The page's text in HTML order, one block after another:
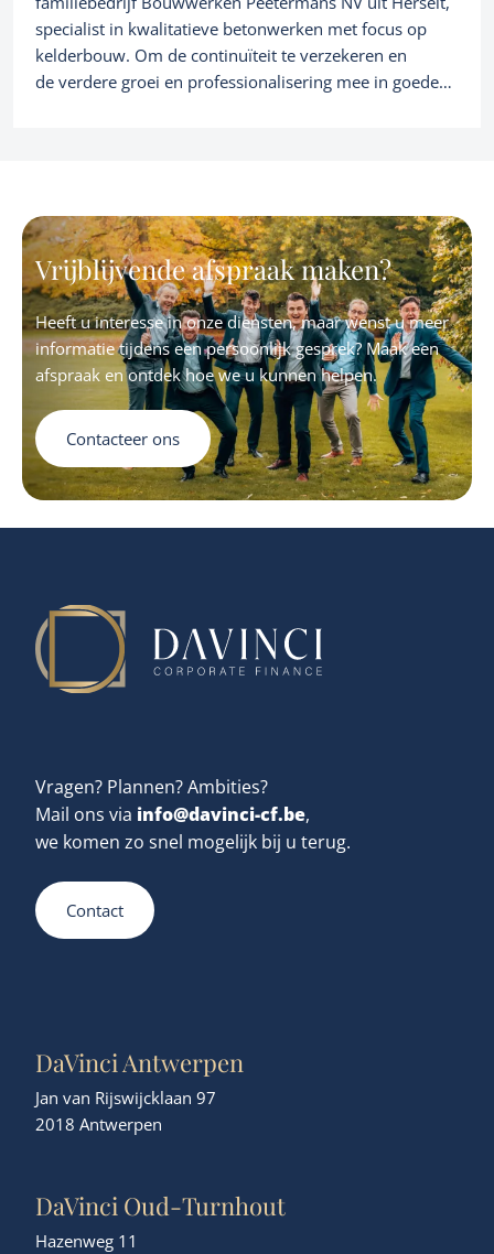
specialist in kwalitatieve betonwerken met focus op
kelderbouw. Om de continuïteit te verzekeren en
de verdere groei en professionalisering mee in goede
organisch als via selectieve add-on acquisities, mede zal
ondersteunen.
Vrijblijvende afspraak maken?
Heeft u interesse in onze diensten, maar wenst u meer
informatie tijdens een persoonlijk gesprek? Maak een
afspraak en ontdek hoe we u kunnen helpen.
Contacteer ons
Vragen? Plannen? Ambities?
Mail ons via info@davinci-cf.be,
we komen zo snel mogelijk bij u terug.
Contact
DaVinci Antwerpen
Jan van Rijswijcklaan 97
2018 Antwerpen
DaVinci Oud-Turnhout
Hazenweg 11